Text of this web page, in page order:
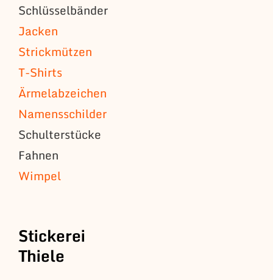
Schlüsselbänder
Jacken
Strickmützen
T-Shirts
Ärmelabzeichen
Namensschilder
Schulterstücke
Fahnen
Wimpel
Stickerei
Thiele